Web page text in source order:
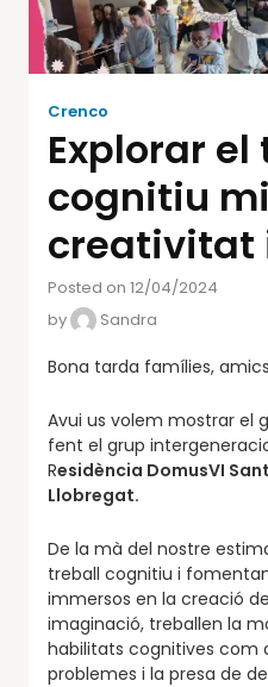
Crenco
Explorar
cognitiu
creativitat
Posted on 12/04/2024
by
Sandra
Bona tarda famílies,
Avui us volem mostrar el
fent el grup
Residència DomusVI
Llobregat.
De la mà del nostre
treball cognitiu i
immersos en la creació
imaginació, treballen la
habilitats cognitives com
problemes i la presa de